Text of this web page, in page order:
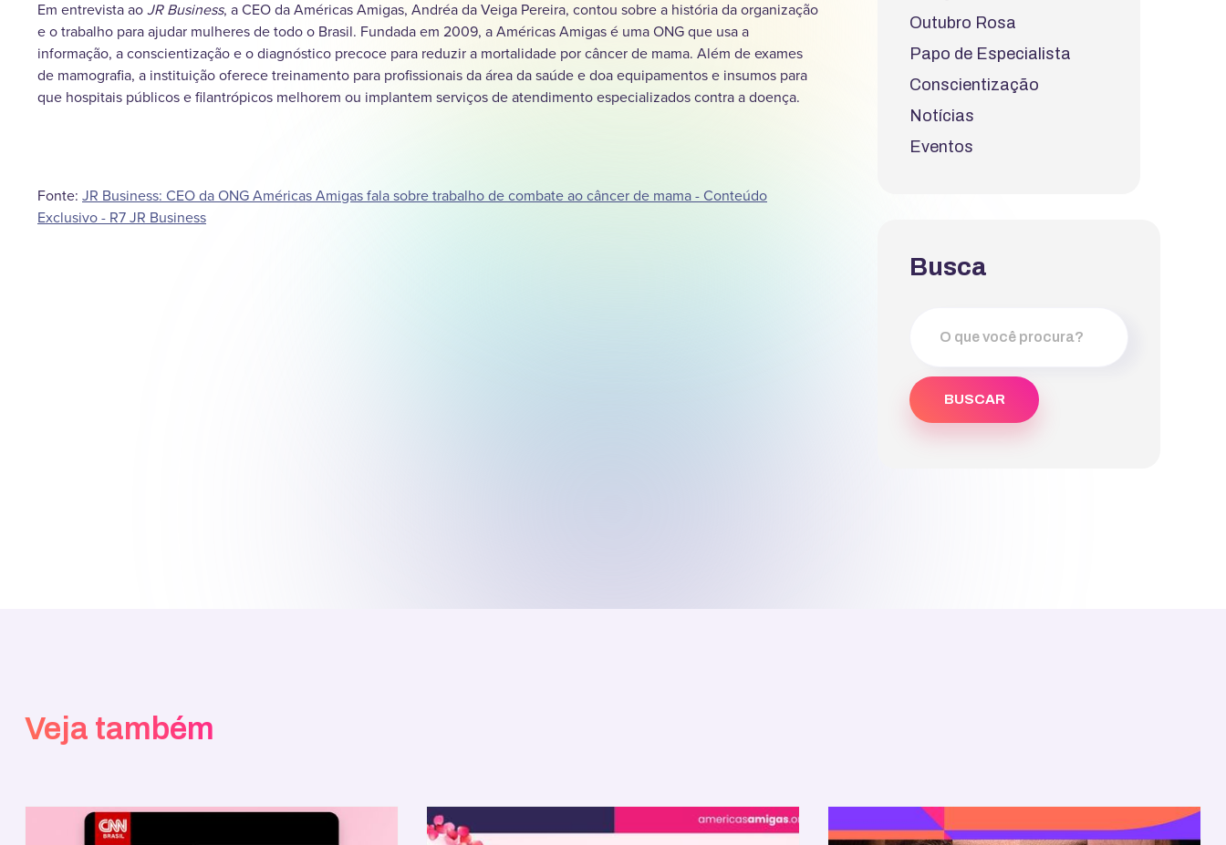
Em entrevista aoJR Business, a CEO da Américas Amigas, Andréa da Veiga Pereira, contou sobre a história da organização
e o trabalho para ajudar mulheres de todo o Brasil. Fundada em 2009, a Américas Amigas é uma ONG que usa a
informação, a conscientização e o diagnóstico precoce para reduzir a mortalidade por câncer de mama. Além de exames
de mamografia, a instituição oferece treinamento para profissionais da área da saúde e doa equipamentos e insumos para
que hospitais públicos e filantrópicos melhorem ou implantem serviços de atendimento especializados contra a doença.
Fonte: JR Business: CEO da ONG Américas Amigas fala sobre trabalho de combate ao câncer de mama - Conteúdo
Exclusivo - R7 JR Business
Outubro Rosa
Papo de Especialista
Conscientização
Notícias
Eventos
Busca
Veja também